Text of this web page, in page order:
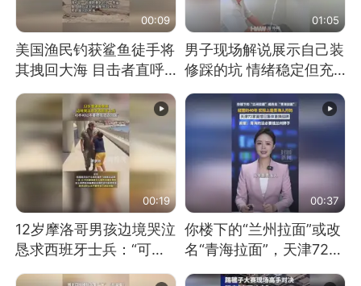
00:09
美国渔民钓获鲨鱼徒手将
其拽回大海 目击者直呼
震惊 （视频来源：参考
消息）
01:05
男子现场解说展示自己装
修踩的坑 情绪稳定但充
满无奈 每处都有精心设
计 但每处都有瑕疵 网
友：一开始我没笑 但看
到洗手盆我没绷住
00:19
12岁摩洛哥男孩边境哭泣
恳求西班牙士兵：“可不
可以不要把我遣返回国”
00:37
你楼下的“兰州拉面”或改
名“青海拉面”，天津72家
面馆已集体更换招牌